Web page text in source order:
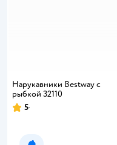
Нарукавники Bestway с
рыбкой 32110
5